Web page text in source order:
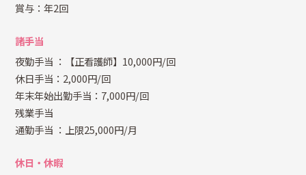
賞与：年2回
諸手当
夜勤手当 ：【正看護師】10,000円/回
休日手当：2,000円/回
年末年始出勤手当：7,000円/回
残業手当
通勤手当 ：上限25,000円/月
休日・休暇